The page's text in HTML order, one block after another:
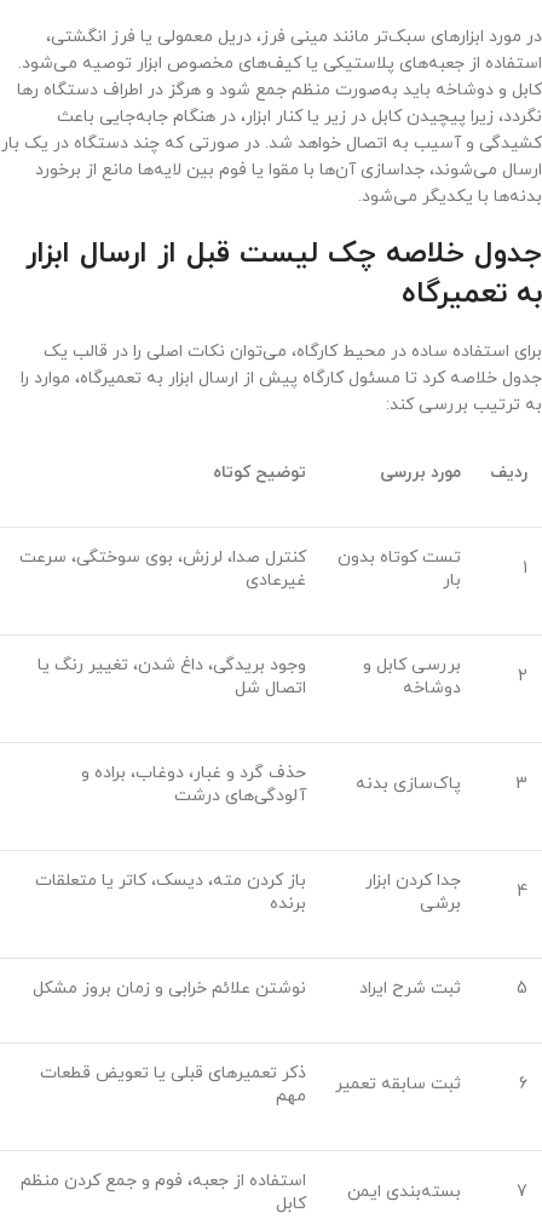
در مورد ابزارهای سبک‌تر مانند مینی فرز، دریل معمولی یا فرز انگشتی،
استفاده از جعبه‌های پلاستیکی یا کیف‌های مخصوص ابزار توصیه می‌شود.
کابل و دوشاخه باید به‌صورت منظم جمع شود و هرگز در اطراف دستگاه رها
نگردد، زیرا پیچیدن کابل در زیر یا کنار ابزار، در هنگام جابه‌جایی باعث
کشیدگی و آسیب به اتصال خواهد شد. در صورتی که چند دستگاه در یک بار
ارسال می‌شوند، جداسازی آن‌ها با مقوا یا فوم بین لایه‌ها مانع از برخورد
بدنه‌ها با یکدیگر می‌شود.
جدول خلاصه چک لیست قبل از ارسال ابزار
به تعمیرگاه
برای استفاده ساده در محیط کارگاه، می‌توان نکات اصلی را در قالب یک
جدول خلاصه کرد تا مسئول کارگاه پیش از ارسال ابزار به تعمیرگاه، موارد را
به ترتیب بررسی کند:
ردیف مورد بررسی توضیح کوتاه
1
تست کوتاه بدون
بار
کنترل صدا، لرزش، بوی سوختگی، سرعت
غیرعادی
2
بررسی کابل و
دوشاخه
وجود بریدگی، داغ شدن، تغییر رنگ یا
اتصال شل
3 پاک‌سازی بدنه
حذف گرد و غبار، دوغاب، براده و
آلودگی‌های درشت
4
جدا کردن ابزار
برشی
باز کردن مته، دیسک، کاتر یا متعلقات
برنده
5 ثبت شرح ایراد نوشتن علائم خرابی و زمان بروز مشکل
6 ثبت سابقه تعمیر
ذکر تعمیرهای قبلی یا تعویض قطعات
مهم
7 بسته‌بندی ایمن
استفاده از جعبه، فوم و جمع کردن منظم
کابل